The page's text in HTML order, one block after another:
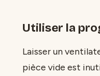
Utiliser la
Laisser un
pièce vide est